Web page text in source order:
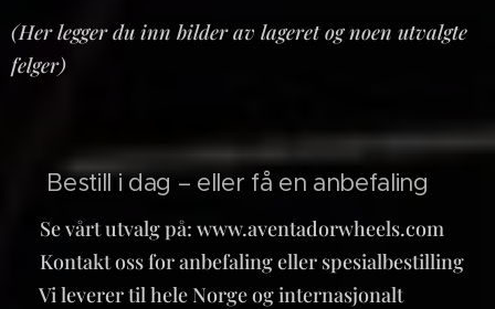
(Her legger du inn bilder av lageret og noen utvalgte
felger)
🛒 Bestill i dag – eller få en anbefaling
🔗 Se vårt utvalg på: www.aventadorwheels.com
📞 Kontakt oss for anbefaling eller spesialbestilling
📍 Vi leverer til hele Norge og internasjonalt